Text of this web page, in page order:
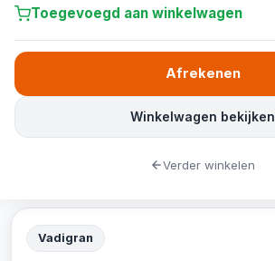
Vadigran
Toegevoegd aan winkelwagen
Winkelwagen bekijken
Afrekenen
Verder winkelen